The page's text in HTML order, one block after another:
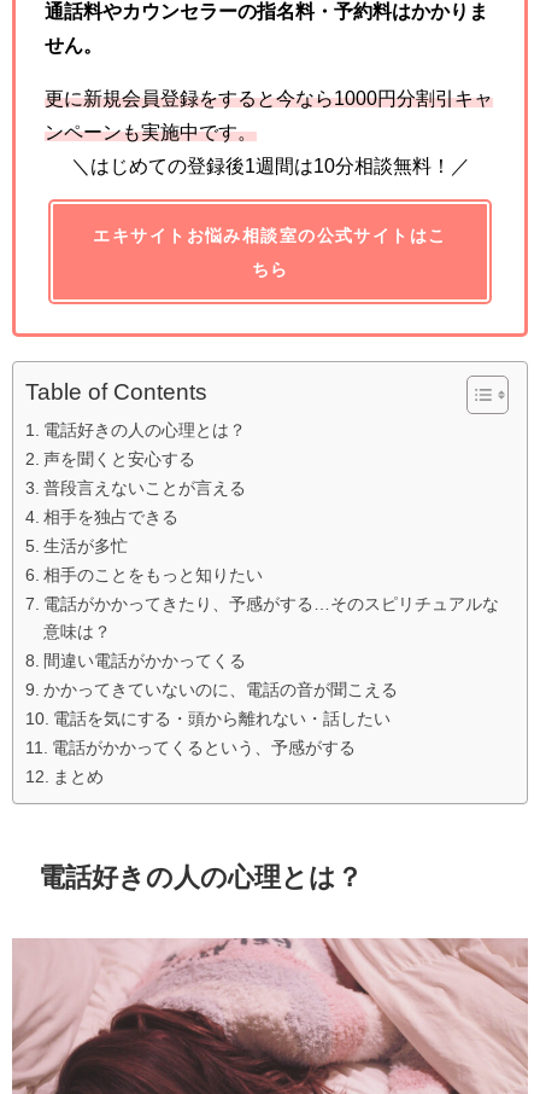
通話料やカウンセラーの指名料・予約料はかかりま
せん。
更に新規会員登録をすると今なら1000円分割引キャ
ンペーンも実施中です。
＼はじめての登録後1週間は10分相談無料！／
エキサイトお悩み相談室の公式サイトはこ
ちら
Table of Contents
電話好きの人の心理とは？
声を聞くと安心する
普段言えないことが言える
相手を独占できる
生活が多忙
相手のことをもっと知りたい
電話がかかってきたり、予感がする…そのスピリチュアルな
意味は？
間違い電話がかかってくる
かかってきていないのに、電話の音が聞こえる
電話を気にする・頭から離れない・話したい
電話がかかってくるという、予感がする
まとめ
電話好きの人の心理とは？